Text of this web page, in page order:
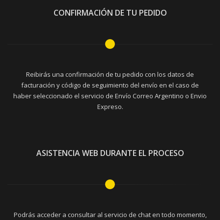
CONFIRMACIÓN DE TU PEDIDO
Reibirás una confirmación de tu pedido con los datos de
facturación y código de seguimiento del envío en el caso de
haber seleccionado el servicio de Envío Correo Argentino o Envio
Expreso.
ASISTENCIA WEB DURANTE EL PROCESO
Podrás acceder a consultar al servicio de chat en todo momento,